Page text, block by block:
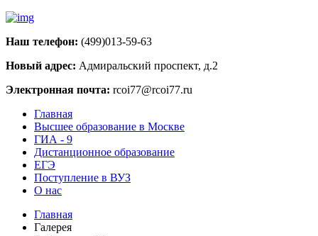
Наш телефон: (499)013-59-63
Новый адрес: Адмиральский проспект, д.2
Электронная почта: rcoi77@rcoi77.ru
Главная
Высшее образование в Москве
ГИА - 9
Дистанционное образование
ЕГЭ
Поступление в ВУЗ
О нас
Главная
Галерея